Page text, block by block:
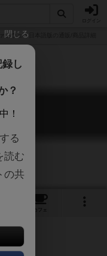
ラウェイ日本語版の通販/商品詳細
カフェ
閉じる
し
？
！
る
読む
の共